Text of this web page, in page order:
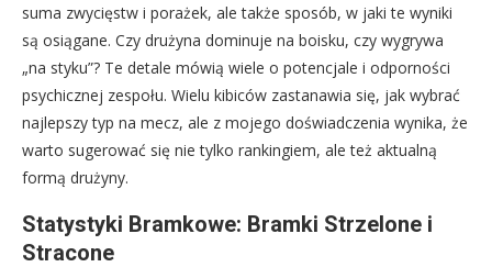
suma zwycięstw i porażek, ale także sposób, w jaki te wyniki
są osiągane. Czy drużyna dominuje na boisku, czy wygrywa
„na styku”? Te detale mówią wiele o potencjale i odporności
psychicznej zespołu. Wielu kibiców zastanawia się, jak wybrać
najlepszy typ na mecz, ale z mojego doświadczenia wynika, że
warto sugerować się nie tylko rankingiem, ale też aktualną
formą drużyny.
Statystyki Bramkowe: Bramki Strzelone i
Stracone